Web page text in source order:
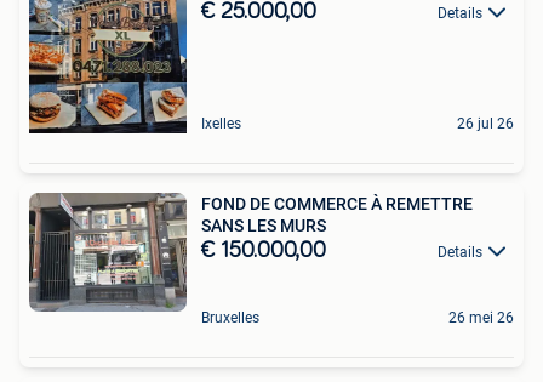
€ 25.000,00 Details
Ixelles 26 jul 26
FOND DE COMMERCE À REMETTRE
SANS LES MURS
€ 150.000,00 Details
Bruxelles 26 mei 26